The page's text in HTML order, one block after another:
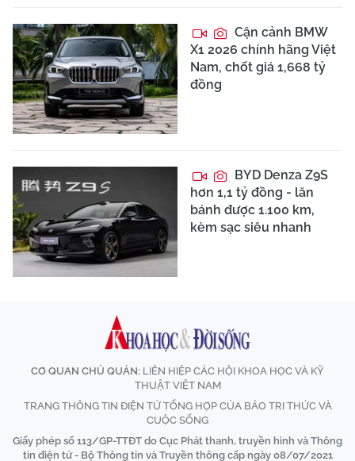
Cận cảnh BMW
X1 2026 chính hãng Việt
Nam, chốt giá 1,668 tỷ
đồng
BYD Denza Z9S
hơn 1,1 tỷ đồng - lăn
bánh được 1.100 km,
kèm sạc siêu nhanh
CƠ QUAN CHỦ QUẢN: LIÊN HIỆP CÁC HỘI KHOA HỌC VÀ KỸ
THUẬT VIỆT NAM
TRANG THÔNG TIN ĐIỆN TỬ TỔNG HỢP CỦA BÁO TRI THỨC VÀ
CUỘC SỐNG
Giấy phép số 113/GP-TTĐT do Cục Phát thanh, truyền hình và Thông
tin điện tử - Bộ Thông tin và Truyền thông cấp ngày 08/07/2021